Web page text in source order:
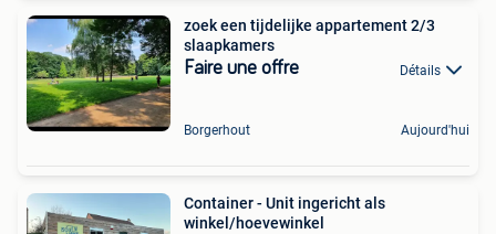
zoek een tijdelijke appartement 2/3
slaapkamers
Faire une offre Détails
Borgerhout Aujourd'hui
Container - Unit ingericht als
winkel/hoevewinkel